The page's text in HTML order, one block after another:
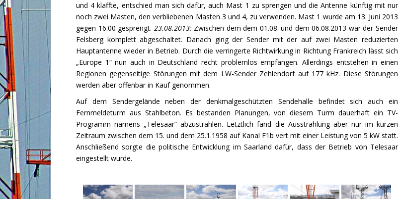
und 4 klaffte, entschied man sich dafür, auch Mast 1 zu sprengen und die Antenne künftig mit nur
noch zwei Masten, den verbliebenen Masten 3 und 4, zu verwenden. Mast 1 wurde am 13. Juni 2013
gegen 16.00 gesprengt. 23.08.2013: Zwischen dem dem 01.08. und dem 06.08.2013 war der Sender
Felsberg komplett abgeschaltet. Danach ging der Sender mit der auf zwei Masten reduzierten
Hauptantenne wieder in Betrieb. Durch die verringerte Richtwirkung in Richtung Frankreich lässt sich
„Europe 1“ nun auch in Deutschland recht problemlos empfangen. Allerdings entstehen in einen
Regionen gegenseitige Störungen mit dem LW-Sender Zehlendorf auf 177 kHz. Diese Störungen
werden aber offenbar in Kauf genommen.
Auf dem Sendergelände neben der denkmalgeschützten Sendehalle befindet sich auch ein
Fernmeldeturm aus Stahlbeton. Es bestanden Planungen, von diesem Turm dauerhaft ein TV-
Programm namens „Telesaar“ abzustrahlen. Letztlich fand die Ausstrahlung aber nur im kurzen
Zeitraum zwischen dem 15. und dem 25.1.1958 auf Kanal F1b vert mit einer Leistung von 5 kW statt.
Anschließend sorgte die politische Entwicklung im Saarland dafür, dass der Betrieb von Telesaar
eingestellt wurde.